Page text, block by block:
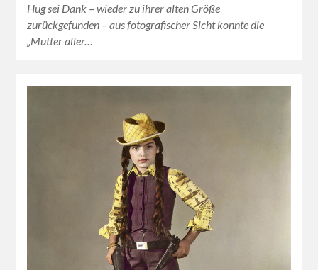
Hug sei Dank – wieder zu ihrer alten Größe
zurückgefunden – aus fotografischer Sicht konnte die
„Mutter aller…